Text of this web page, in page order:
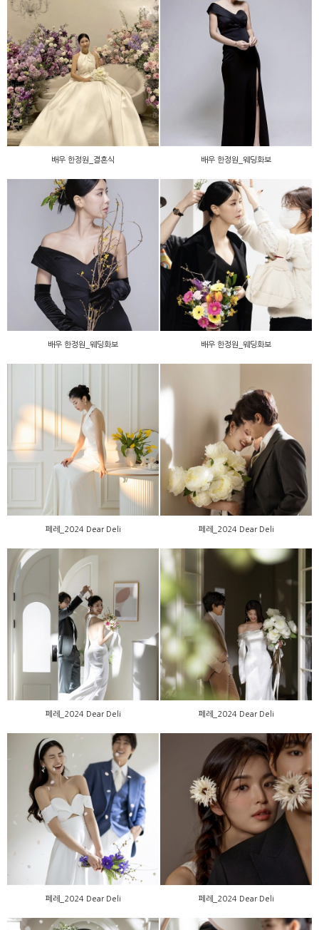
배우 한정원_결혼식
배우 한정원_결혼식
배우 한정원_웨딩화보
배우 한정원_웨딩화보
배우 한정원_웨딩화보
배우 한정원_웨딩화보
배우 한정원_웨딩화보
배우 한정원_웨딩화보
페레_2024 Dear Deli
페레_2024 Dear Deli
페레_2024 Dear Deli
페레_2024 Dear Deli
페레_2024 Dear Deli
페레_2024 Dear Deli
페레_2024 Dear Deli
페레_2024 Dear Deli
페레_2024 Dear Deli
페레_2024 Dear Deli
페레_2024 Dear Deli
페레_2024 Dear Deli